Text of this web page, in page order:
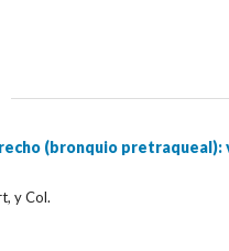
(bronquio
y Col.